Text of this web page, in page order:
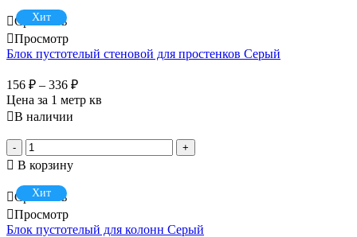
Хит
Сравнить
Просмотр
Блок пустотелый стеновой для простенков Серый
156 ₽ – 336 ₽
Цена за 1 метр кв
В наличии
- +
В корзину
Хит
Сравнить
Просмотр
Блок пустотелый для колонн Серый